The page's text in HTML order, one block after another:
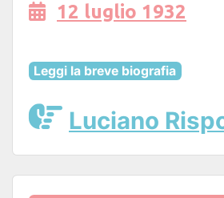
12 luglio 1932
Leggi la breve biografia
Luciano